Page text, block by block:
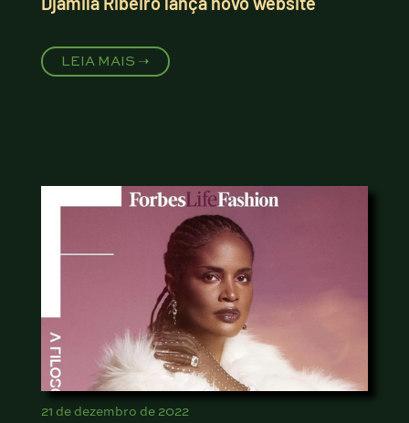
LEIA MAIS ➝
21 de dezembro de 2022